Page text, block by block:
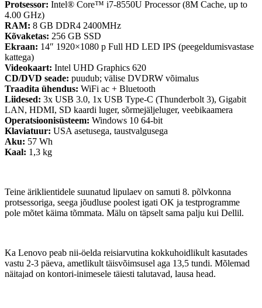
Protsessor: Intel® Core™ i7-8550U Processor (8M Cache, up to
4.00 GHz)
RAM: 8 GB DDR4 2400MHz
Kõvaketas: 256 GB SSD
Ekraan: 14″ 1920×1080 p Full HD LED IPS (peegeldumisvastase
kattega)
Videokaart: Intel UHD Graphics 620
CD/DVD seade: puudub; välise DVDRW võimalus
Traadita ühendus: WiFi ac + Bluetooth
Liidesed: 3x USB 3.0, 1x USB Type-C (Thunderbolt 3), Gigabit
LAN, HDMI, SD kaardi luger, sõrmejäljeluger, veebikaamera
Operatsioonisüsteem: Windows 10 64-bit
Klaviatuur: USA asetusega, taustvalgusega
Aku: 57 Wh
Kaal: 1,3 kg
Teine äriklientidele suunatud lipulaev on samuti 8. põlvkonna
protsessoriga, seega jõudluse poolest igati OK ja testprogramme
pole mõtet käima tõmmata. Mälu on täpselt sama palju kui Dellil.
Ka Lenovo peab nii-öelda reisiarvutina kokkuhoidlikult kasutades
vastu 2-3 päeva, ametlikult täisvõimsusel aga 13,5 tundi. Mõlemad
näitajad on kontori-inimesele täiesti talutavad, lausa head.